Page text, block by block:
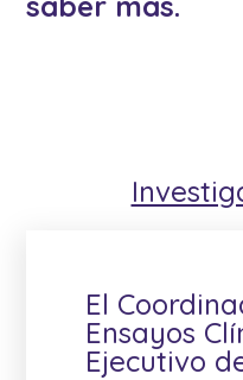
El
Ensayos
Ejecutivo